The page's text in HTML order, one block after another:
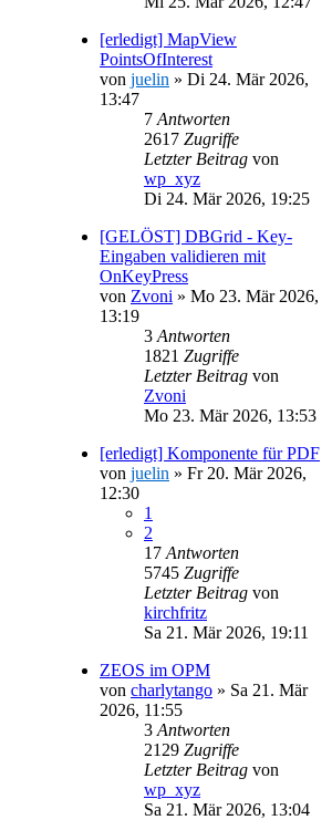
[erledigt] MapView
PointsOfInterest
von juelin » Di 24. Mär 2026,
13:47
7 Antworten
2617 Zugriffe
Letzter Beitrag von
wp_xyz
Di 24. Mär 2026, 19:25
[GELÖST] DBGrid - Key-
Eingaben validieren mit
OnKeyPress
von Zvoni » Mo 23. Mär 2026,
13:19
3 Antworten
1821 Zugriffe
Letzter Beitrag von
Zvoni
Mo 23. Mär 2026, 13:53
[erledigt] Komponente für PDF
von juelin » Fr 20. Mär 2026,
12:30
1
2
17 Antworten
5745 Zugriffe
Letzter Beitrag von
kirchfritz
Sa 21. Mär 2026, 19:11
ZEOS im OPM
von charlytango » Sa 21. Mär
2026, 11:55
3 Antworten
2129 Zugriffe
Letzter Beitrag von
wp_xyz
Sa 21. Mär 2026, 13:04